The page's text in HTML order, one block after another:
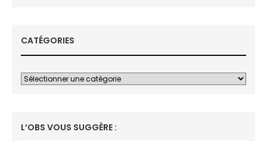
CATÉGORIES
L’OBS VOUS SUGGÈRE :